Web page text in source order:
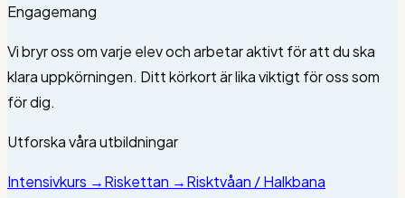
Engagemang
Vi bryr oss om varje elev och arbetar aktivt för att du ska
klara uppkörningen. Ditt körkort är lika viktigt för oss som
för dig.
Utforska våra utbildningar
Intensivkurs →Riskettan →Risktvåan / Halkbana